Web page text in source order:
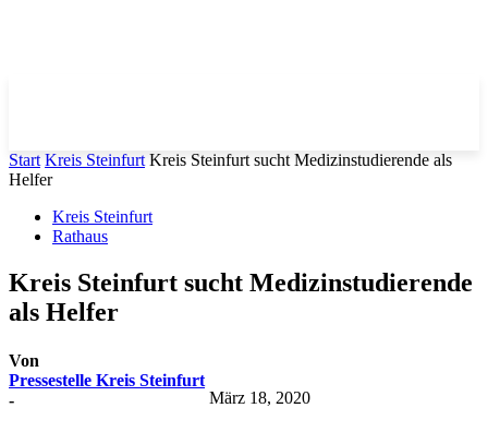
Start Kreis Steinfurt Kreis Steinfurt sucht Medizinstudierende als
Helfer
Kreis Steinfurt
Rathaus
Kreis Steinfurt sucht Medizinstudierende
als Helfer
Von
Pressestelle Kreis Steinfurt
-
März 18, 2020